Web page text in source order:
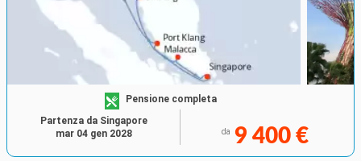
Pensione completa
da 9 400 €
Partenza da Singapore
mar 04 gen 2028